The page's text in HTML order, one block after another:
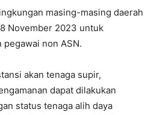
masing-masing daerah
November 2023 untuk
non ASN.
akan tenaga supir,
dapat dilakukan
status tenaga alih daya